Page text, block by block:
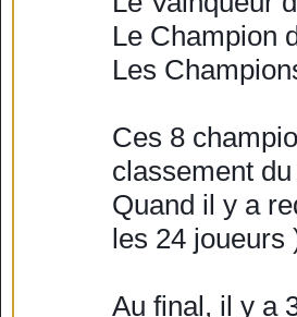
Le Champion
Les
Ces 8
classement
Quand il y a
les 24 joueurs
Au final, il y a